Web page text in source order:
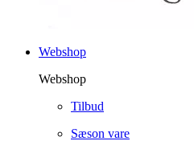
Webshop
Webshop
Tilbud
Sæson vare